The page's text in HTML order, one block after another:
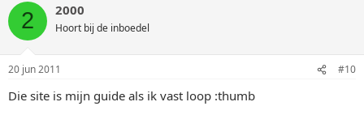
2 2000
Hoort bij de inboedel
20 jun 2011 #10
Die site is mijn guide als ik vast loop :thumb